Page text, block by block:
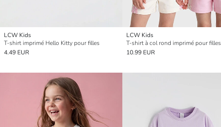
LCW Kids
T-shirt imprimé Hello Kitty pour filles
4.49 EUR
LCW Kids
10.99 EUR